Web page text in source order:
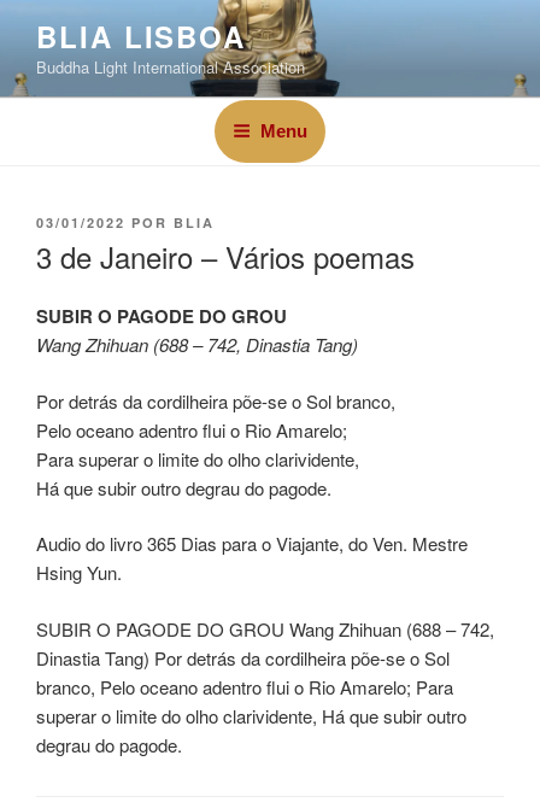
BLIA LISBOA
Buddha Light International Association
Menu
03/01/2022 POR BLIA
3 de Janeiro – Vários poemas
SUBIR O PAGODE DO GROU
Wang Zhihuan (688 – 742, Dinastia Tang)
Por detrás da cordilheira põe-se o Sol branco,
Pelo oceano adentro flui o Rio Amarelo;
Para superar o limite do olho clarividente,
Há que subir outro degrau do pagode.
Audio do livro 365 Dias para o Viajante, do Ven. Mestre
Hsing Yun.
SUBIR O PAGODE DO GROU Wang Zhihuan (688 – 742,
Dinastia Tang) Por detrás da cordilheira põe-se o Sol
branco, Pelo oceano adentro flui o Rio Amarelo; Para
superar o limite do olho clarividente, Há que subir outro
degrau do pagode.